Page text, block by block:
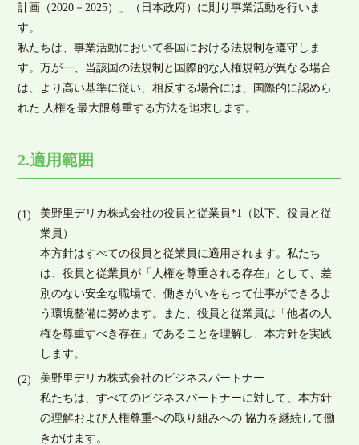
計画（2020－2025）」（日本政府）に則り事業活動を行いま
す。
私たちは、事業活動において各国における法規制を遵守しま
す。万が一、当該国の法規制と国際的な人権規範が異なる場合
は、より高い基準に従い、相反する場合には、国際的に認めら
れた 人権を最大限尊重する方法を追求します。
2.適用範囲
美野里デリカ株式会社の役員と従業員*1（以下、役員と従
業員）
本方針はすべての役員と従業員に適用されます。私たち
は、役員と従業員が「人権を尊重される存在」として、差
別のない安全な職場で、働きがいをもって仕事ができるよ
う環境整備に努めます。また、役員と従業員は「他者の人
権を尊重すべき存在」であることを理解し、本方針を実践
します。
美野里デリカ株式会社のビジネスパートナー
私たちは、すべてのビジネスパートナーに対して、本方針
の理解および人権尊重への取り組みへの 協力を継続して働
きかけます。